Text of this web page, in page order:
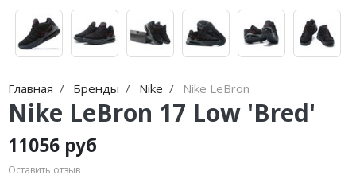
Главная Бренды Nike Nike LeBron
Nike LeBron 17 Low 'Bred'
11056 руб
Оставить отзыв
Jordan Tatum
Air Jordan 40
Air Jordan 39
Air Jordan 38
adidas Samba
adidas Handball
adidas Adistar
adidas adiFOM